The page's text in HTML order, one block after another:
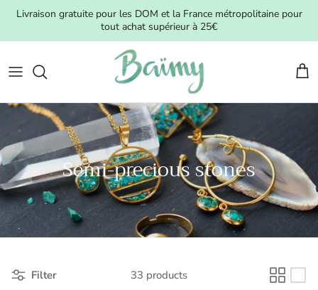
Skip to content
Livraison gratuite pour les DOM et la France métropolitaine pour
tout achat supérieur à 25€
Cart
Semi-precious stones
Filter 33 products